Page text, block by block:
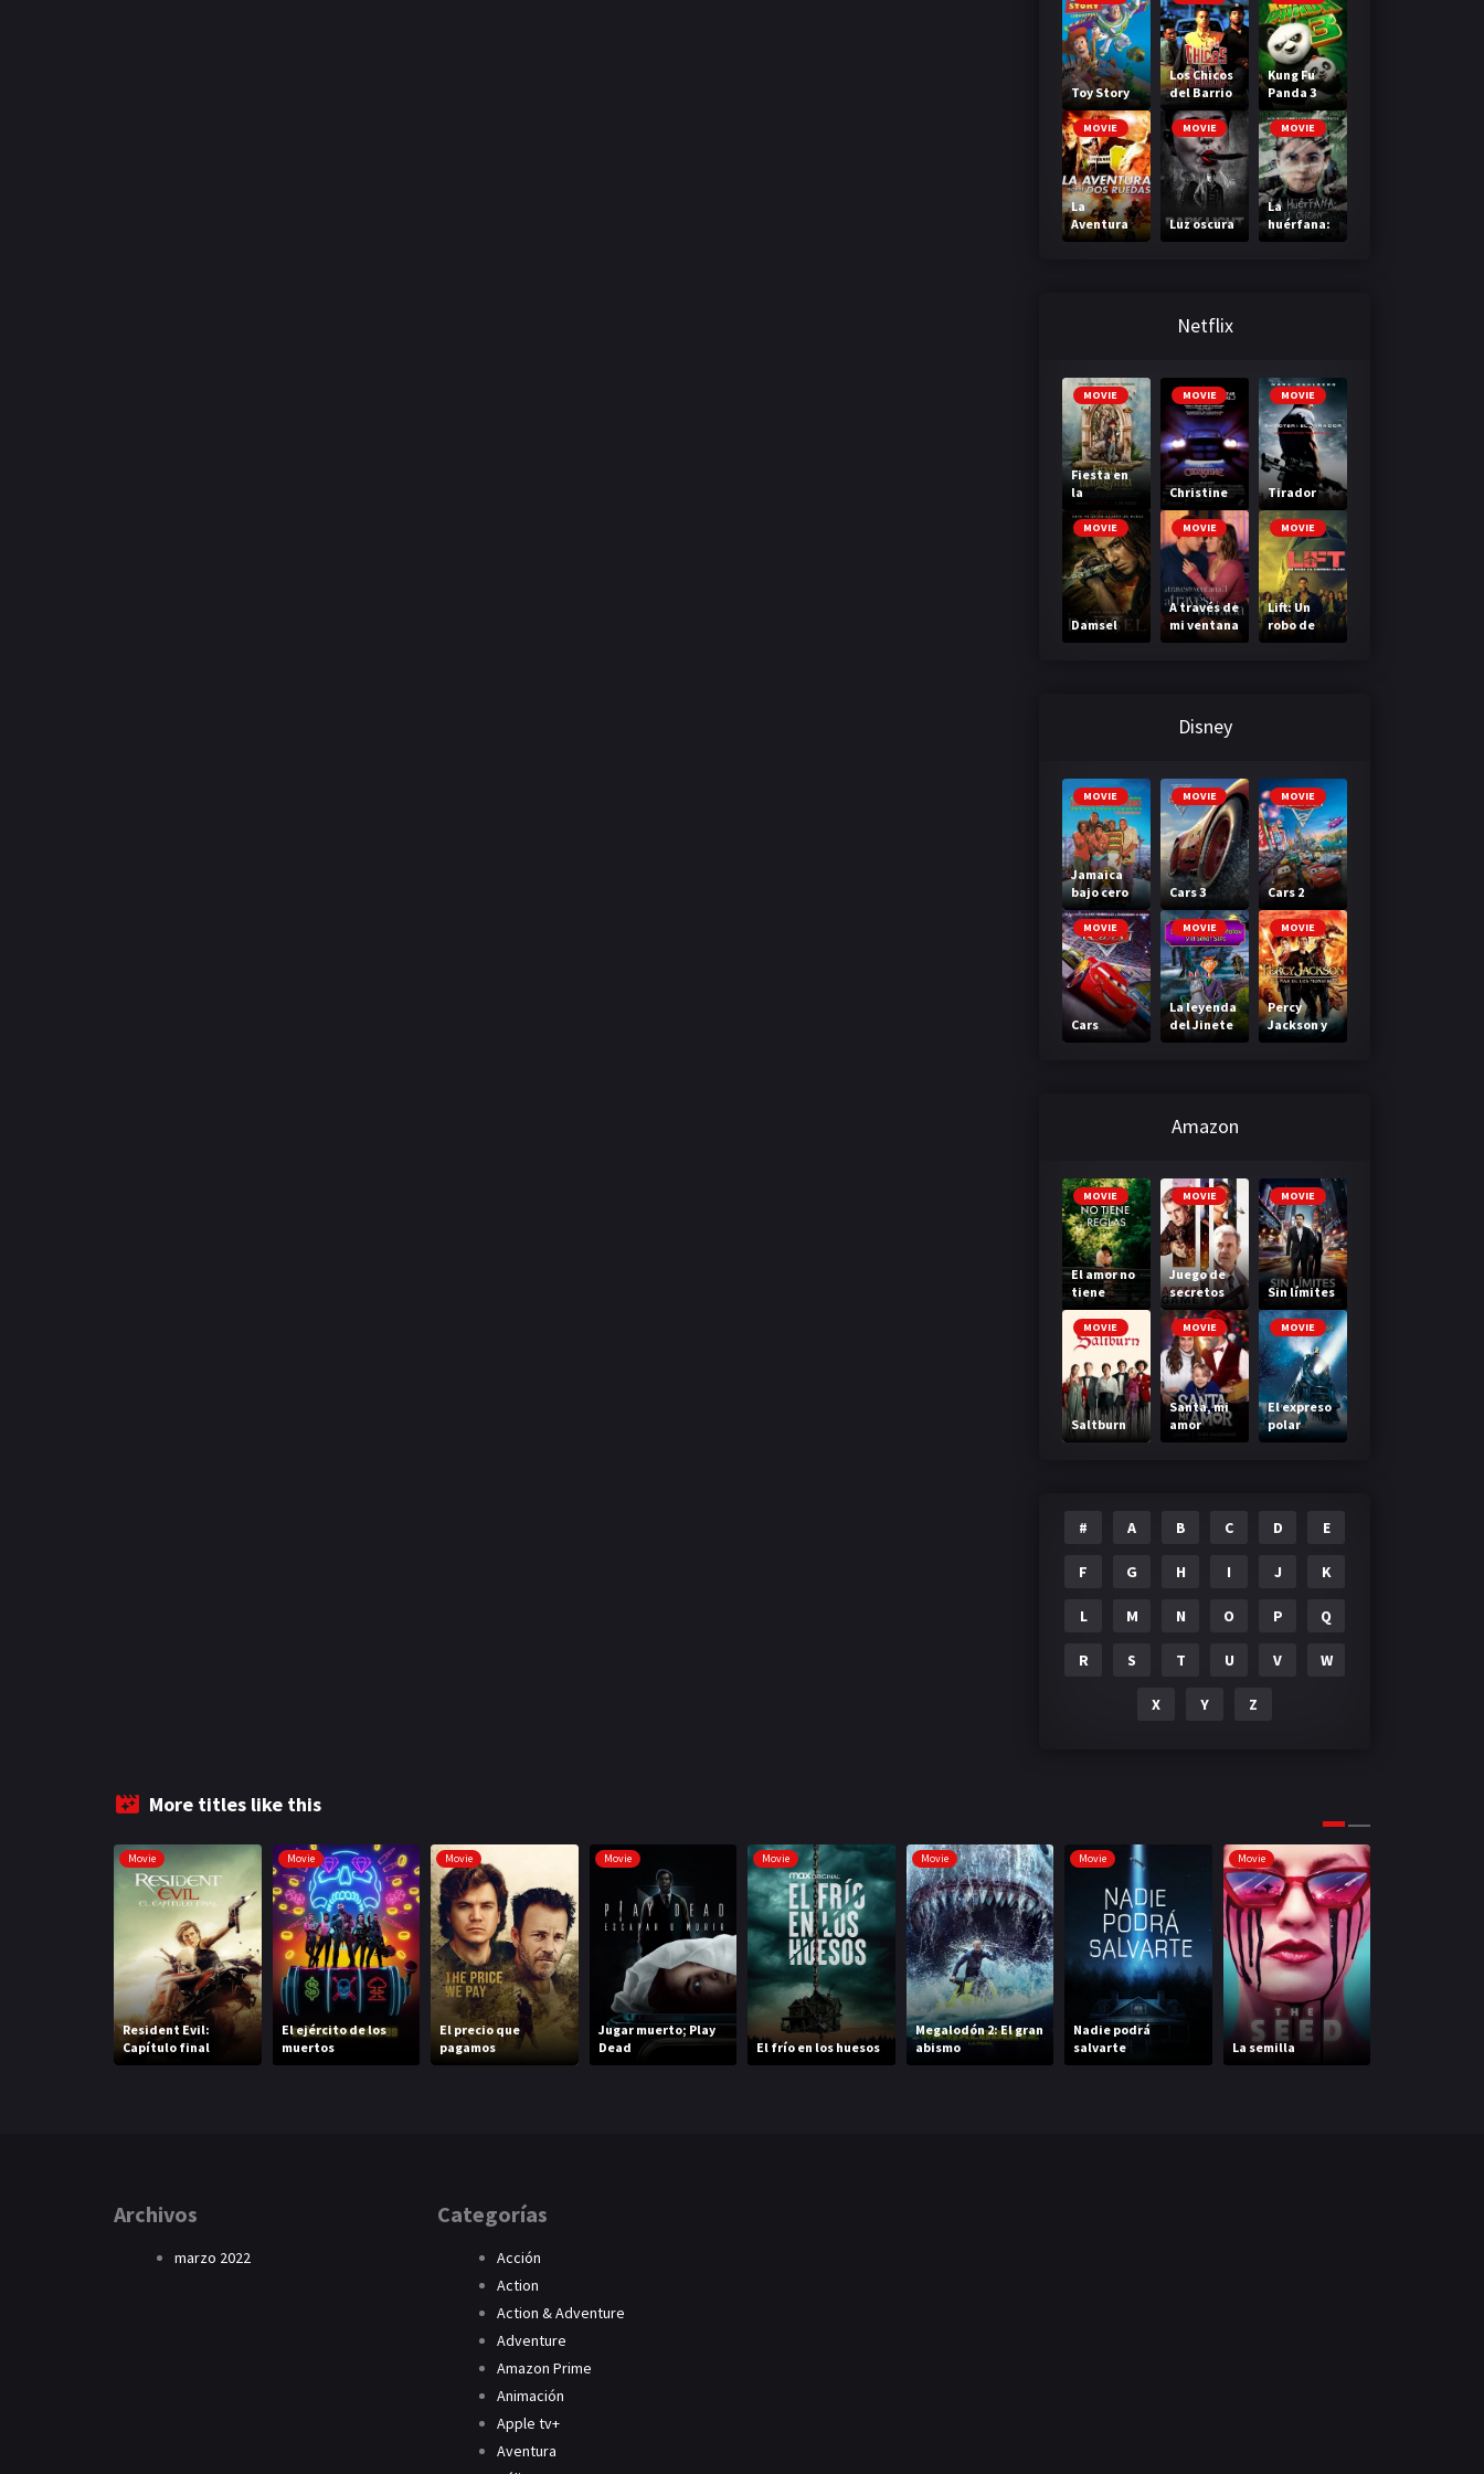
Toy Story
Los Chicos
del Barrio
Kung Fu
Panda 3
MOVIE
La
Aventura
Sobre Dos
MOVIE
Luz oscura
MOVIE
La
huérfana:
El Origen
Netflix
MOVIE
Fiesta en
la
Madriguer
a
MOVIE
Christine
MOVIE
Tirador
MOVIE
Damsel
MOVIE
A través de
mi ventana
3: A través
MOVIE
Lift: Un
robo de
primera
Disney
MOVIE
Jamaica
bajo cero
MOVIE
Cars 3
MOVIE
Cars 2
MOVIE
Cars
MOVIE
La leyenda
del Jinete
sin cabeza
MOVIE
Percy
Jackson y
el mar de
Amazon
MOVIE
El amor no
tiene
reglas
MOVIE
Juego de
secretos
MOVIE
Sin límites
MOVIE
Saltburn
MOVIE
Santa, mi
amor
MOVIE
El expreso
polar
# A B C D E
F G H I J K
L M N O P Q
R S T U V W
X Y Z
More titles like this
Movie
Resident Evil:
Capítulo final
Movie
El ejército de los
muertos
Movie
El precio que
pagamos
Movie
Jugar muerto; Play
Dead
Movie
El frío en los huesos
Movie
Megalodón 2: El gran
abismo
Movie
Nadie podrá
salvarte
Movie
La semilla
Archivos
marzo 2022
Categorías
Acción
Action
Action & Adventure
Adventure
Amazon Prime
Animación
Apple tv+
Aventura